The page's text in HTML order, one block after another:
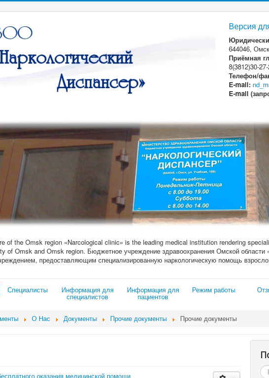
Версия
644046,
Приёмная
8(3812)30-
Телефон/
E-mail:
E-mail
of the Omsk region «Narcological clinic» is the leading medical institution rendering
of Omsk and Omsk region. Бюджетное учреждение здравоохранения Омской области
предоставляющим специализированную наркологическую помощь
Специалисты Информация для
специалистов
Информация для
пациентов
Режим работы
О Нас Документы Прочие документы Прочие документы
оказания медицинской помощи